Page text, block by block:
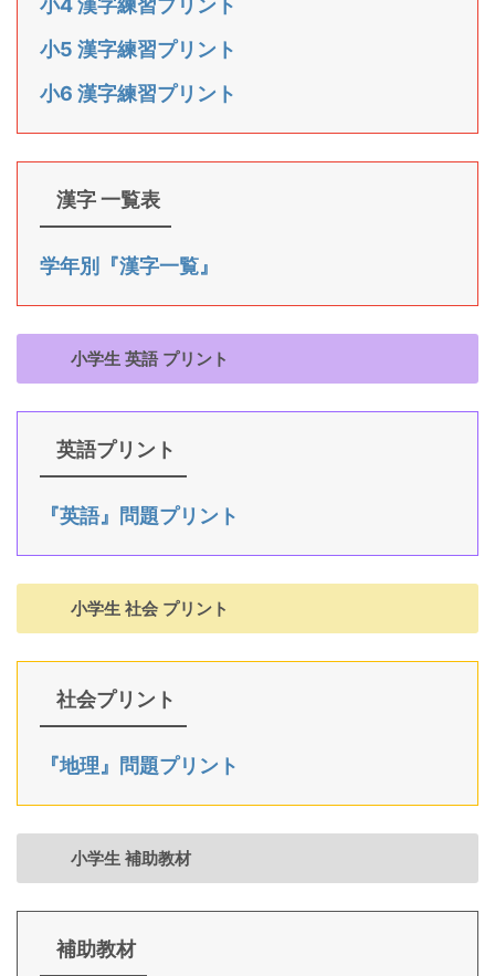
小4 漢字練習プリント
小5 漢字練習プリント
小6 漢字練習プリント
漢字 一覧表
学年別『漢字一覧』
小学生 英語 プリント
英語プリント
『英語』問題プリント
小学生 社会 プリント
社会プリント
『地理』問題プリント
小学生 補助教材
補助教材